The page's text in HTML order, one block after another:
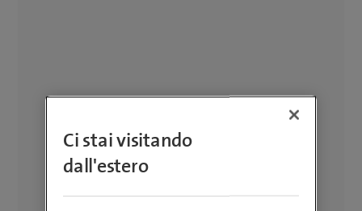
Ci stai visitando
dall'estero